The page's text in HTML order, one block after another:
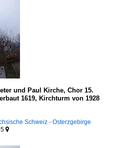
und Paul Kirche, Chor 15.
1619, Kirchturm von 1928
Schweiz - Osterzgebirge
